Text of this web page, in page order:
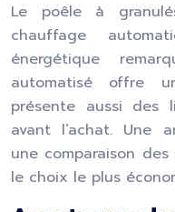
Le poêle à
chauffage
énergétique
automatisé offre
présente aussi des
avant l’achat. Une
une comparaison
le choix le plus